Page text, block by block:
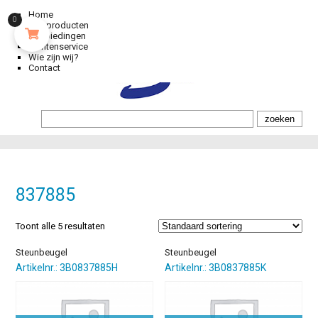
Home
Alle producten
Aanbiedingen
Klantenservice
Wie zijn wij?
Contact
837885
Toont alle 5 resultaten
Steunbeugel
Artikelnr.: 3B0837885H
Steunbeugel
Artikelnr.: 3B0837885K
0